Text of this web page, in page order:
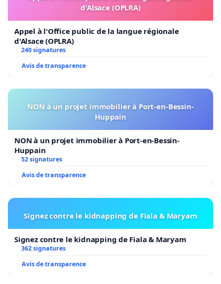
d'Alsace (OPLRA)
Appel à l'Office public de la langue régionale
d'Alsace (OPLRA)
240 signatures
Avis de transparence
NON à un projet immobilier à Port-en-Bessin-
Huppain
NON à un projet immobilier à Port-en-Bessin-
Huppain
52 signatures
Avis de transparence
Signez contre le kidnapping de Fiala & Maryam
Signez contre le kidnapping de Fiala & Maryam
362 signatures
Avis de transparence